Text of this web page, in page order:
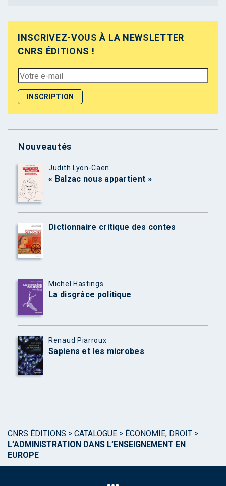
INSCRIVEZ-VOUS À LA NEWSLETTER
CNRS ÉDITIONS !
Nouveautés
Judith Lyon-Caen
« Balzac nous appartient »
Dictionnaire critique des contes
Michel Hastings
La disgrâce politique
Renaud Piarroux
Sapiens et les microbes
CNRS ÉDITIONS > CATALOGUE > ÉCONOMIE, DROIT >
L’ADMINISTRATION DANS L’ENSEIGNEMENT EN
EUROPE